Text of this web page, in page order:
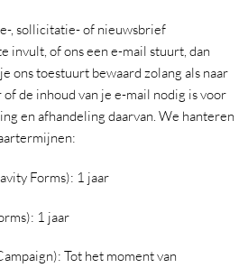
, sollicitatie- of nieuwsbrief
invult, of ons een e-mail stuurt, dan
ons toestuurt bewaard zolang als naar
de inhoud van je e-mail nodig is voor
en afhandeling daarvan. We hanteren
Forms): 1 jaar
1 jaar
Tot het moment van